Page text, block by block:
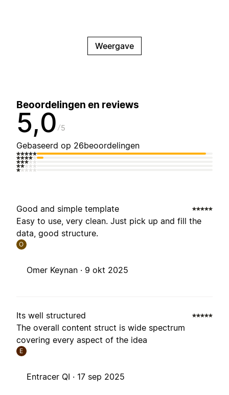
Weergave
Beoordelingen en reviews
5,0 5
Gebaseerd op 26beoordelingen
Good and simple template
Easy to use, very clean. Just pick up and fill the
data, good structure.
O
Omer Keynan · 9 okt 2025
Its well structured
The overall content struct is wide spectrum
covering every aspect of the idea
E
Entracer QI · 17 sep 2025